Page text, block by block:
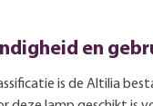
en
is de Altilia